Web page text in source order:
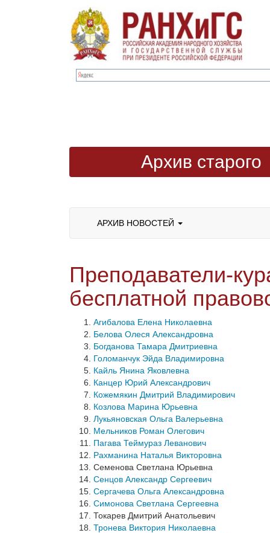
Архив старого
АРХИВ НОВОСТЕЙ
Преподаватели-
бесплатной
Агибалова Елена Николаевна
Белова Олеся Александровна
Богданова Тамара Дмитриевна
Голоманчук Эйда Владимировна
Кайль Янина Яковлевна
Канцер Юрий Александрович
Кожемякин Дмитрий Владимирович
Козлова Марина Юрьевна
Лукьяновская Ольга Валерьевна
Мельников Роман Олегович
Пагава Теймураз Леванович
Рахманина Наталья Викторовна
Семенова Светлана Юрьевна
Сенцов Александр Сергеевич
Сергачева Ольга Александровна
Симонова Светлана Сергеевна
Токарев Дмитрий Анатольевич
Тронева Виктория Николаевна